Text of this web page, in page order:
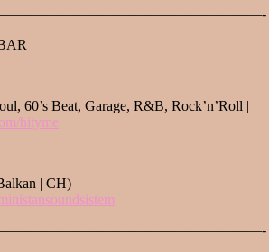
60’s Beat, Garage, R&B, Rock’n’Roll |
hityme
| CH)